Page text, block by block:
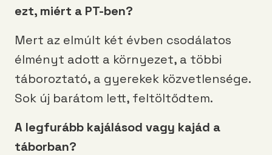
ezt, miért a PT-ben?
Mert az elmúlt két évben csodálatos
élményt adott a környezet, a többi
táboroztató, a gyerekek közvetlensége.
Sok új barátom lett, feltöltődtem.
A legfurább kajálásod vagy kajád a
táborban?